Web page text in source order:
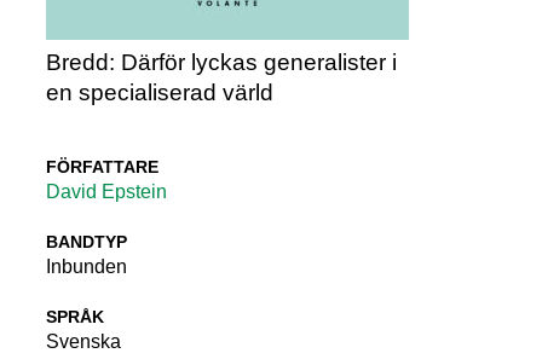
Bredd: Därför lyckas generalister i
en specialiserad värld
FÖRFATTARE
David Epstein
BANDTYP
Inbunden
SPRÅK
Svenska